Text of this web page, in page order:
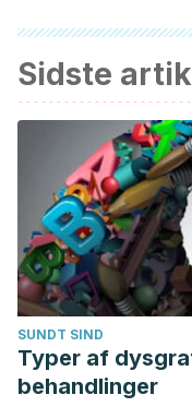
Sidste
SUNDT SIND
Typer af
behandlinger